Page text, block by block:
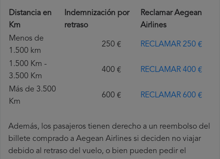
Distancia en
Km
Indemnización por
retraso
Reclamar Aegean
Airlines
Menos de
1.500 km
250 € RECLAMAR 250 €
1.500 Km -
3.500 Km
400 € RECLAMAR 400 €
Más de 3.500
Km
600 € RECLAMAR 600 €
Además, los pasajeros tienen derecho a un reembolso del
billete comprado a Aegean Airlines si deciden no viajar
debido al retraso del vuelo, o bien pueden pedir el